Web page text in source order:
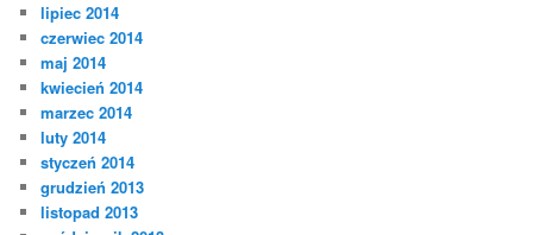
lipiec 2014
czerwiec 2014
maj 2014
kwiecień 2014
marzec 2014
luty 2014
styczeń 2014
grudzień 2013
listopad 2013